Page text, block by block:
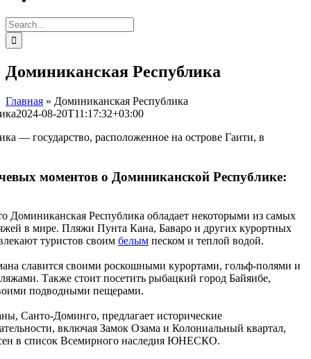
Search
for:
Доминиканская Республика
Главная » Доминиканская Республика
2024-08-20T11:17:32+03:00
— государство, расположенное на острове Гаити, в
моментов о Доминиканской Республике:
Доминиканская Республика обладает некоторыми из самых
в мире. Пляжи Пунта Кана, Баваро и других курортных
туристов своим белым песком и теплой водой.
славится своими роскошными курортами, гольф-полями и
Также стоит посетить рыбацкий город Байяибе,
подводными пещерами.
Санто-Доминго, предлагает исторические
включая Замок Озама и Колониальный квартал,
в список Всемирного наследия ЮНЕСКО.
Facebook
Instagram